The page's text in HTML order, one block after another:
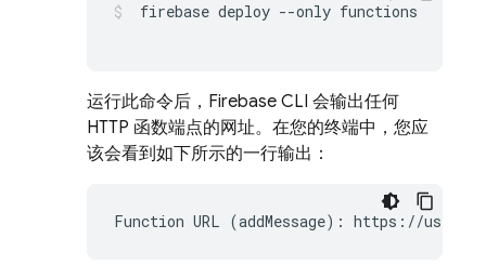
firebase deploy --only functions
运行此命令后， Firebase CLI 会输出任何
HTTP 函数端点的网址。在您的终端中，您应
该会看到如下所示的一行输出：